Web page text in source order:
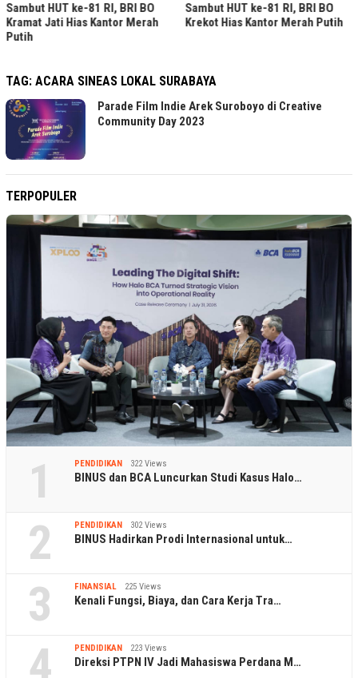
Sambut HUT ke-81 RI, BRI BO
Kramat Jati Hias Kantor Merah
Putih
Sambut HUT ke-81 RI, BRI BO
Krekot Hias Kantor Merah Putih
TAG: ACARA SINEAS LOKAL SURABAYA
Parade Film Indie Arek Suroboyo di Creative
Community Day 2023
TERPOPULER
1 PENDIDIKAN 322 Views
BINUS dan BCA Luncurkan Studi Kasus Halo…
2 PENDIDIKAN 302 Views
BINUS Hadirkan Prodi Internasional untuk…
3 FINANSIAL 225 Views
Kenali Fungsi, Biaya, dan Cara Kerja Tra…
4 PENDIDIKAN 223 Views
Direksi PTPN IV Jadi Mahasiswa Perdana M…